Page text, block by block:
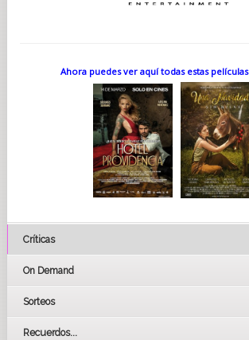
Ahora puedes ver aquí todas estas
Críticas
On Demand
Sorteos
Recuerdos...